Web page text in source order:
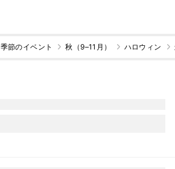
季節のイベント 秋（9–11月） ハロウィン